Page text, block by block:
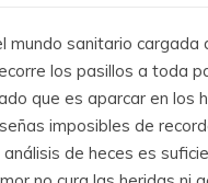
sanitario
los pasillos a toda
que es aparcar en
imposibles de
de heces es